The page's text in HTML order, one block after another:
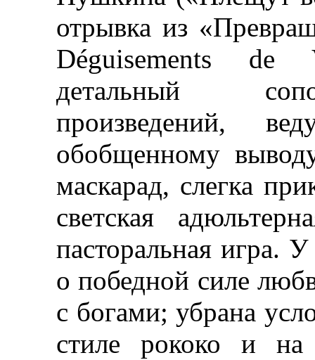
отрывка из
Déguisements de
детальный
произведений,
обобщенному
маскарад, слегка
светская
пасторальная игра.
о победной силе
с богами; убрана
стиле рококо и на